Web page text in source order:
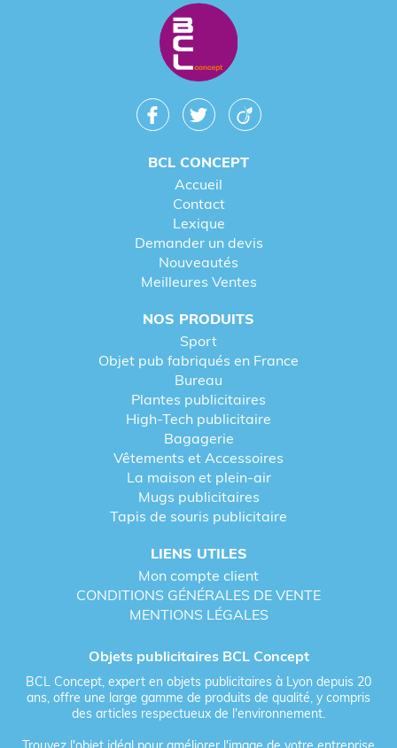
BCL CONCEPT
Accueil
Contact
Lexique
Demander un devis
Nouveautés
Meilleures Ventes
NOS PRODUITS
Sport
Objet pub fabriqués en France
Bureau
Plantes publicitaires
High-Tech publicitaire
Bagagerie
Vêtements et Accessoires
La maison et plein-air
Mugs publicitaires
Tapis de souris publicitaire
LIENS UTILES
Mon compte client
CONDITIONS GÉNÉRALES DE VENTE
MENTIONS LÉGALES
Objets publicitaires BCL Concept
BCL Concept, expert en objets publicitaires à Lyon depuis 20
ans, offre une large gamme de produits de qualité, y compris
des articles respectueux de l'environnement.